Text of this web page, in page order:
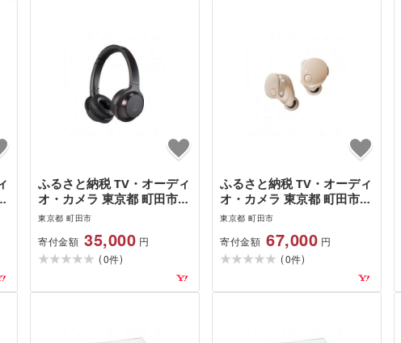
ふるさと納税 TV・オーディ
オ・カメラ 東京都 町田市
オーディオテクニカ ワイヤ
WS330BT BK(ブラック)
BK(ブラック)
東京都 町田市
寄付金額 35,000 円
(0件)
ふるさと納税 TV・オーディ
オ・カメラ 東京都 町田市
オーディオテクニカ 完全ワ
CKS50TW2 BG(ベージュ)
BG(ベージュ)
東京都 町田市
寄付金額 67,000 円
(0件)